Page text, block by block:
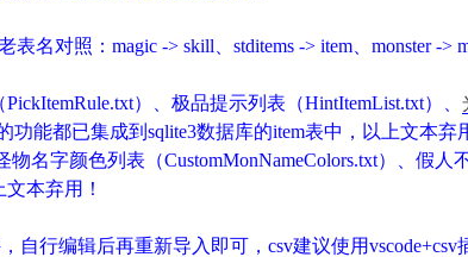
名对照：magic -> skill、stditems -> item、monster ->
）、极品提示列表（HintItemList.txt）、
功能都已集成到 sqlite3数据库的item表中，以上文本弃
物名字颜色列表（CustomMonNameColors.txt）、假人
本弃用！
自行编辑后再重新导入即可， csv建议使用vscode+csv